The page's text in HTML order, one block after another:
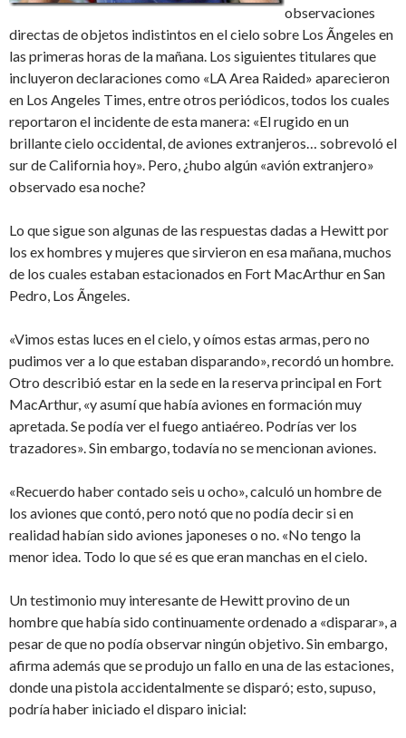
observaciones
directas de objetos indistintos en el cielo sobre Los Ãngeles en
las primeras horas de la mañana. Los siguientes titulares que
incluyeron declaraciones como «LA Area Raided» aparecieron
en Los Angeles Times, entre otros periódicos, todos los cuales
reportaron el incidente de esta manera: «El rugido en un
brillante cielo occidental, de aviones extranjeros… sobrevoló el
sur de California hoy». Pero, ¿hubo algún «avión extranjero»
observado esa noche?
Lo que sigue son algunas de las respuestas dadas a Hewitt por
los ex hombres y mujeres que sirvieron en esa mañana, muchos
de los cuales estaban estacionados en Fort MacArthur en San
Pedro, Los Ãngeles.
«Vimos estas luces en el cielo, y oímos estas armas, pero no
pudimos ver a lo que estaban disparando», recordó un hombre.
Otro describió estar en la sede en la reserva principal en Fort
MacArthur, «y asumí que había aviones en formación muy
apretada. Se podía ver el fuego antiaéreo. Podrías ver los
trazadores». Sin embargo, todavía no se mencionan aviones.
«Recuerdo haber contado seis u ocho», calculó un hombre de
los aviones que contó, pero notó que no podía decir si en
realidad habían sido aviones japoneses o no. «No tengo la
menor idea. Todo lo que sé es que eran manchas en el cielo.
Un testimonio muy interesante de Hewitt provino de un
hombre que había sido continuamente ordenado a «disparar», a
pesar de que no podía observar ningún objetivo. Sin embargo,
afirma además que se produjo un fallo en una de las estaciones,
donde una pistola accidentalmente se disparó; esto, supuso,
podría haber iniciado el disparo inicial: